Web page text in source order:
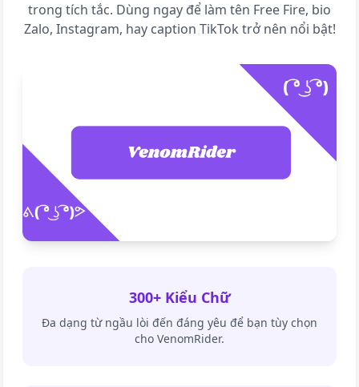
trong tích tắc. Dùng ngay để làm tên Free Fire, bio
Zalo, Instagram, hay caption TikTok trở nên nổi bật!
300+ Kiểu Chữ
Đa dạng từ ngầu lòi đến đáng yêu để bạn tùy chọn
cho VenomRider.